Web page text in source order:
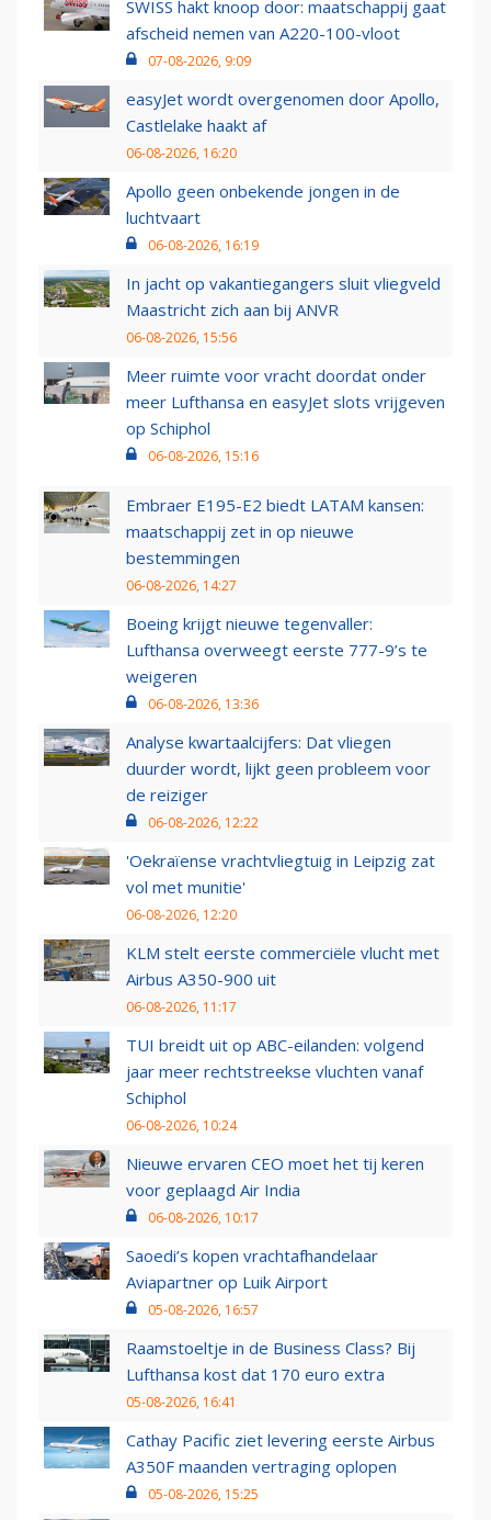
SWISS hakt knoop door: maatschappij gaat
afscheid nemen van A220-100-vloot
07-08-2026, 9:09
easyJet wordt overgenomen door Apollo,
Castlelake haakt af
06-08-2026, 16:20
Apollo geen onbekende jongen in de
luchtvaart
06-08-2026, 16:19
In jacht op vakantiegangers sluit vliegveld
Maastricht zich aan bij ANVR
06-08-2026, 15:56
Meer ruimte voor vracht doordat onder
meer Lufthansa en easyJet slots vrijgeven
op Schiphol
06-08-2026, 15:16
Embraer E195-E2 biedt LATAM kansen:
maatschappij zet in op nieuwe
bestemmingen
06-08-2026, 14:27
Boeing krijgt nieuwe tegenvaller:
Lufthansa overweegt eerste 777-9’s te
weigeren
06-08-2026, 13:36
Analyse kwartaalcijfers: Dat vliegen
duurder wordt, lijkt geen probleem voor
de reiziger
06-08-2026, 12:22
'Oekraïense vrachtvliegtuig in Leipzig zat
vol met munitie'
06-08-2026, 12:20
KLM stelt eerste commerciële vlucht met
Airbus A350-900 uit
06-08-2026, 11:17
TUI breidt uit op ABC-eilanden: volgend
jaar meer rechtstreekse vluchten vanaf
Schiphol
06-08-2026, 10:24
Nieuwe ervaren CEO moet het tij keren
voor geplaagd Air India
06-08-2026, 10:17
Saoedi’s kopen vrachtafhandelaar
Aviapartner op Luik Airport
05-08-2026, 16:57
Raamstoeltje in de Business Class? Bij
Lufthansa kost dat 170 euro extra
05-08-2026, 16:41
Cathay Pacific ziet levering eerste Airbus
A350F maanden vertraging oplopen
05-08-2026, 15:25